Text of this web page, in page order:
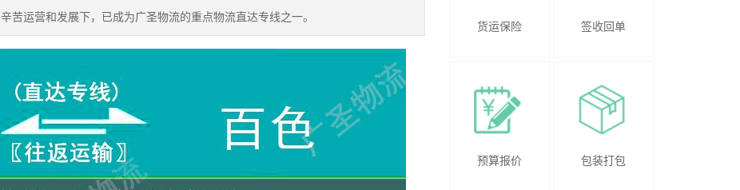
苦运营和发展下，已成为广圣物流的重点物流直达专线之一。
货运保险 签收回单
预算报价 包装打包